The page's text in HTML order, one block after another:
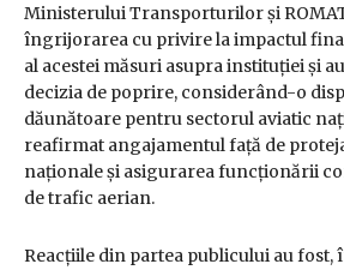
Ministerului Transporturilor și
îngrijorarea cu privire la impactul
al acestei măsuri asupra instituției și
decizia de poprire, considerând-o
dăunătoare pentru sectorul aviatic
reafirmat angajamentul față de
naționale și asigurarea funcționării
de trafic aerian.
Reacțiile din partea publicului au fost,